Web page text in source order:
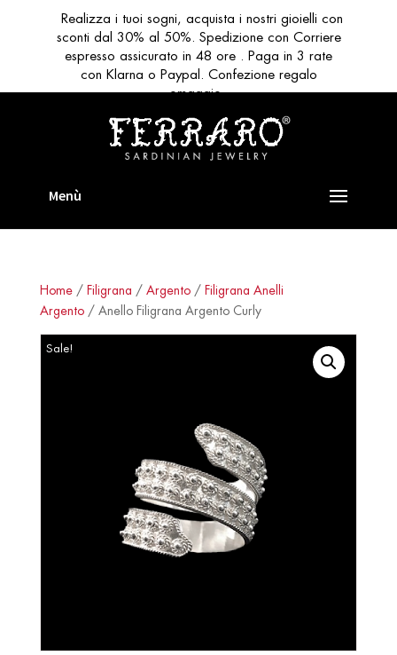
Home/ Filigrana / Argento/ Filigrana Anelli
Argento/ Anello Filigrana Argento Curly
Sale!
Realizza i tuoi sogni, acquista i nostri gioielli con
sconti dal 30% al 50%. Spedizione con Corriere
espresso assicurato in 48 ore . Paga in 3 rate
con Klarna o Paypal. Confezione regalo
omaggio